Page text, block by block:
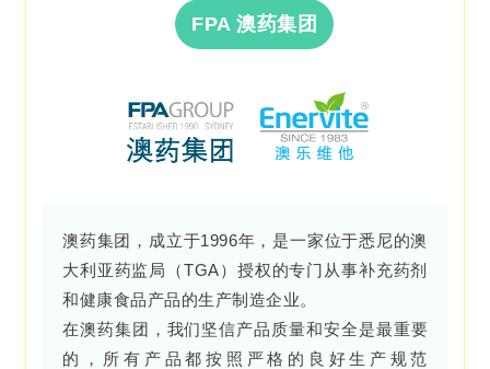
FPA 澳药集团
澳药集团，成立于1996年，是一家位于悉尼的澳
大利亚药监局（TGA）授权的专门从事补充药剂
和健康食品产品的生产制造企业。
在澳药集团，我们坚信产品质量和安全是最重要
的，所有产品都按照严格的良好生产规范